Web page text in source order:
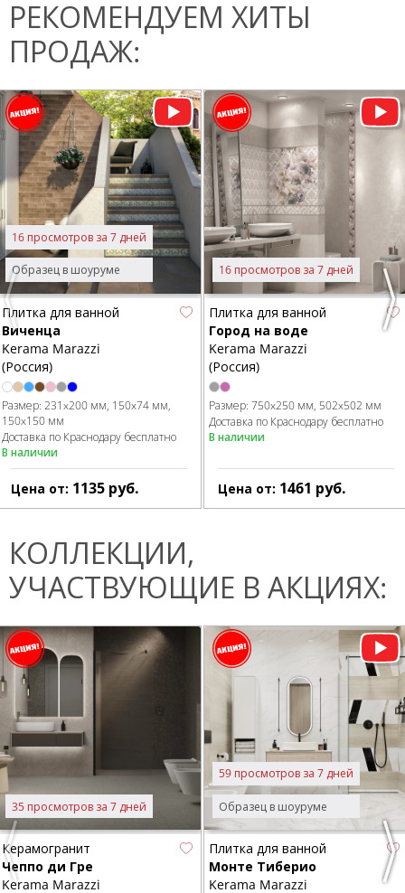
РЕКОМЕНДУЕМ ХИТЫ
ПРОДАЖ:
Previous
Образец в шоуруме
16 просмотров за 7 дней
Плитка для ванной
Виченца
Kerama Marazzi
(Россия)
Размер: 231x200 мм 150x74 мм
150x150 мм
Доставка по Краснодару бесплатно
В наличии
Цена от: 1135 руб.
16 просмотров за 7 дней
Плитка для ванной
Город на воде
Kerama Marazzi
(Россия)
Размер: 750x250 мм 502x502 мм
Доставка по Краснодару бесплатно
В наличии
Цена от: 1461 руб.
КОЛЛЕКЦИИ,
УЧАСТВУЮЩИЕ В АКЦИЯХ:
Previous
35 просмотров за 7 дней
Керамогранит
Чеппо ди Гре
Kerama Marazzi
Образец в шоуруме
59 просмотров за 7 дней
Плитка для ванной
Монте Тиберио
Kerama Marazzi